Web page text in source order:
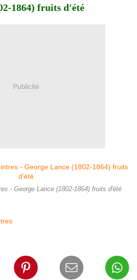
1864) fruits d'été
Publicité
- George Lance (1802-1864) fruits d'été